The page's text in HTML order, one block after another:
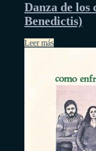
Danza de los
Benedictis)
Leer más